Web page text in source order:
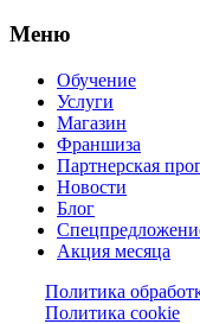
Меню
Обучение
Услуги
Магазин
Франшиза
Партнерская
Новости
Блог
Акция месяца
Политика
Политика cookie